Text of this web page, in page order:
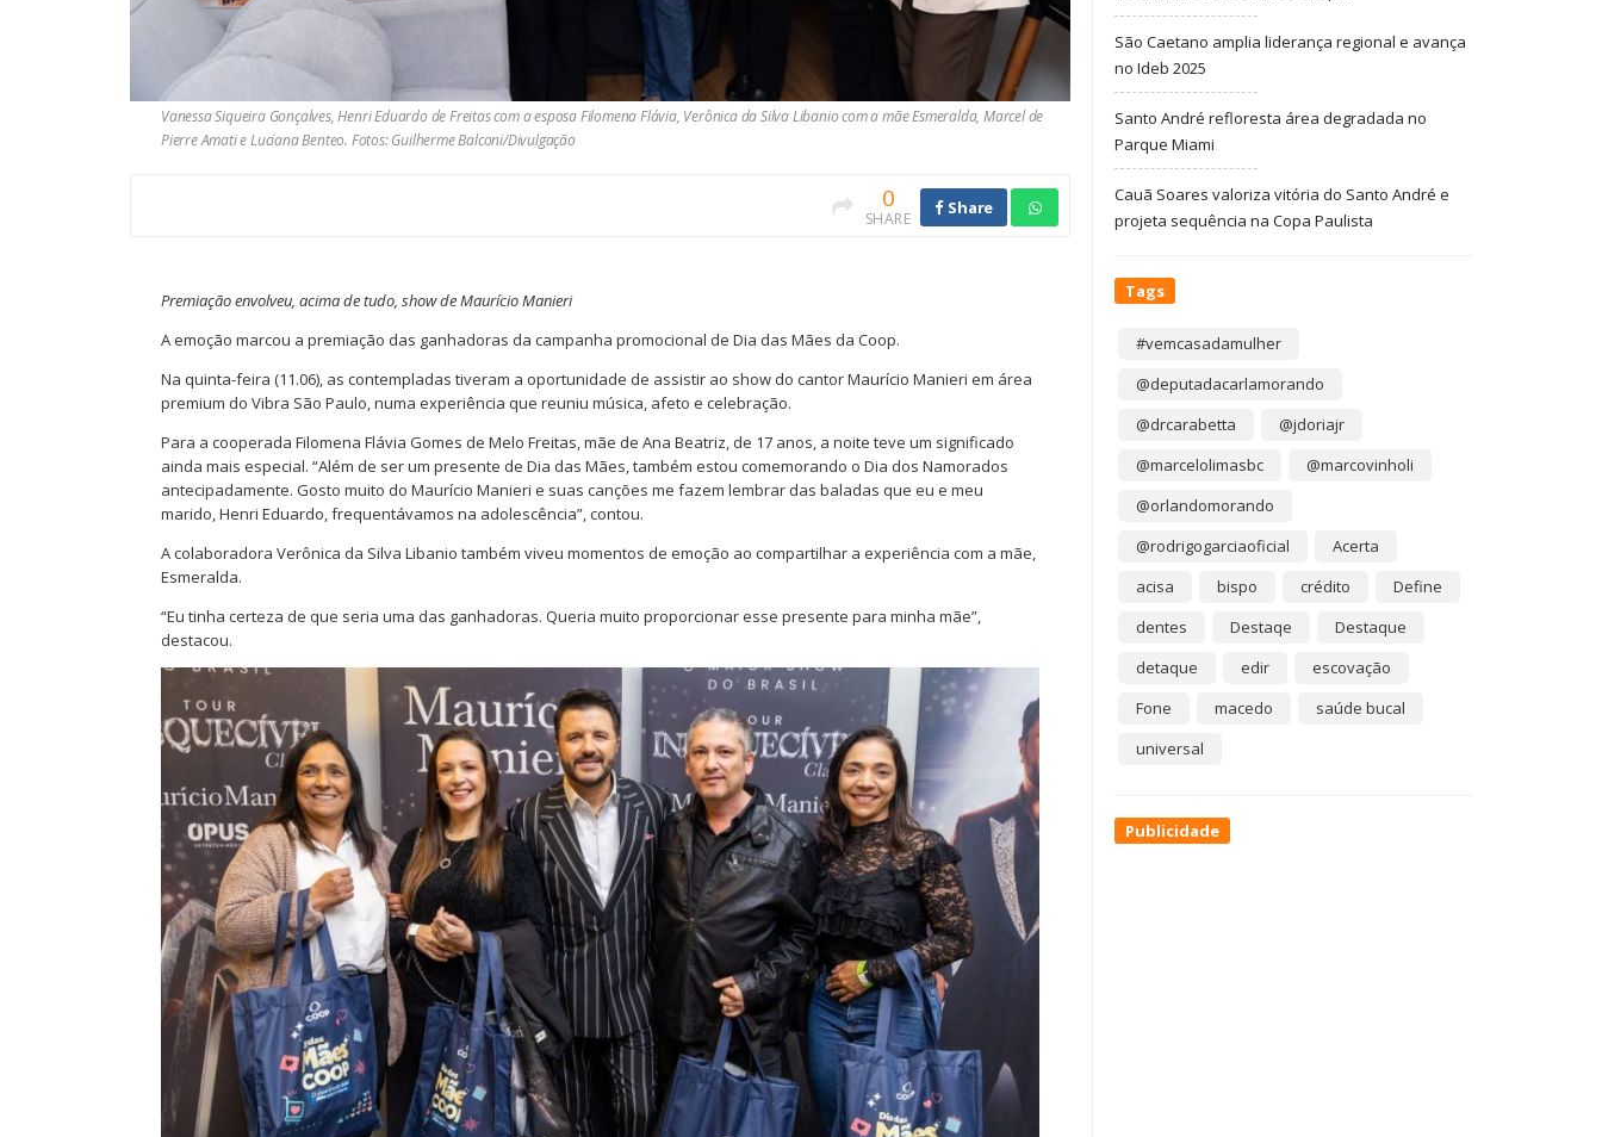
Vanessa Siqueira Gonçalves, Henri Eduardo de Freitas com a esposa Filomena Flávia, Verônica da Silva Libanio com a mãe Esmeralda, Marcel de
Pierre Amati e Luciana Benteo. Fotos: Guilherme Balconi/Divulgação
0
SHARE
Share
Premiação envolveu, acima de tudo, show de Maurício Manieri
A emoção marcou a premiação das ganhadoras da campanha promocional de Dia das Mães da Coop.
Na quinta-feira (11.06), as contempladas tiveram a oportunidade de assistir ao show do cantor Maurício Manieri em área
premium do Vibra São Paulo, numa experiência que reuniu música, afeto e celebração.
Para a cooperada Filomena Flávia Gomes de Melo Freitas, mãe de Ana Beatriz, de 17 anos, a noite teve um significado
ainda mais especial. “Além de ser um presente de Dia das Mães, também estou comemorando o Dia dos Namorados
antecipadamente. Gosto muito do Maurício Manieri e suas canções me fazem lembrar das baladas que eu e meu
marido, Henri Eduardo, frequentávamos na adolescência”, contou.
A colaboradora Verônica da Silva Libanio também viveu momentos de emoção ao compartilhar a experiência com a mãe,
Esmeralda.
“Eu tinha certeza de que seria uma das ganhadoras. Queria muito proporcionar esse presente para minha mãe”,
destacou.
São Caetano amplia liderança regional e avança
no Ideb 2025
Santo André refloresta área degradada no
Parque Miami
Cauã Soares valoriza vitória do Santo André e
projeta sequência na Copa Paulista
Tags
#vemcasadamulher
@deputadacarlamorando
@drcarabetta
@jdoriajr
@marcelolimasbc
@marcovinholi
@orlandomorando
@rodrigogarciaoficial
Acerta
acisa
bispo crédito
Define
dentes
Destaqe
Destaque
detaque
edir
escovação
Fone
macedo
saúde bucal
universal
Publicidade